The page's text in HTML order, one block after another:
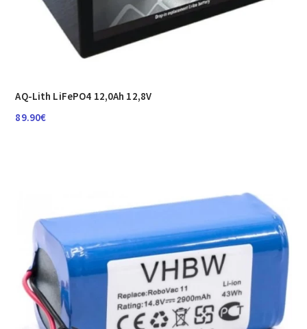
AQ-Lith LiFePO4 12,0Ah 12,8V
89.90€